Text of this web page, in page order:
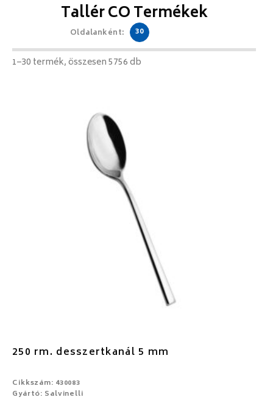
Tallér CO Termékek
Oldalanként: 30
1–30 termék, összesen 5756 db
250 rm. desszertkanál 5 mm
Cikkszám: 430083
Gyártó: Salvinelli